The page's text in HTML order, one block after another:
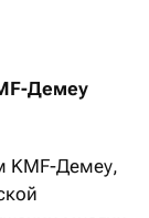
Демеу
KMF-Демеу,